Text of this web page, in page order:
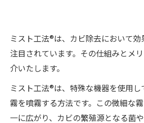
ミスト工法®は、カビ除去において
注目されています。その仕組みとメ
介いたします。
ミスト工法®は、特殊な機器を使用
霧を噴霧する方法です。この微細な
一に広がり、カビの繁殖源となる菌